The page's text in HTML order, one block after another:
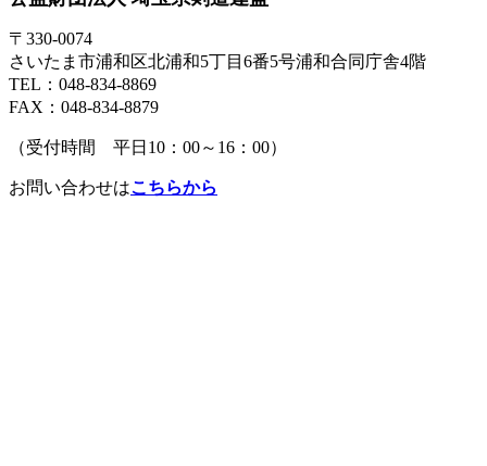
〒330-0074
さいたま市浦和区北浦和5丁目6番5号浦和合同庁舎4階
TEL：048-834-8869
FAX：048-834-8879
（受付時間 平日10：00～16：00）
お問い合わせはこちらから